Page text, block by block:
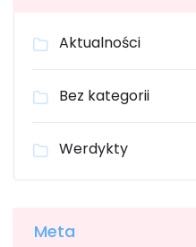
Aktualności
Bez kategorii
Werdykty
Meta